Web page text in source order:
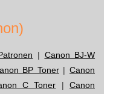
| Canon BJ-W
BP Toner|Canon
C Toner |Canon